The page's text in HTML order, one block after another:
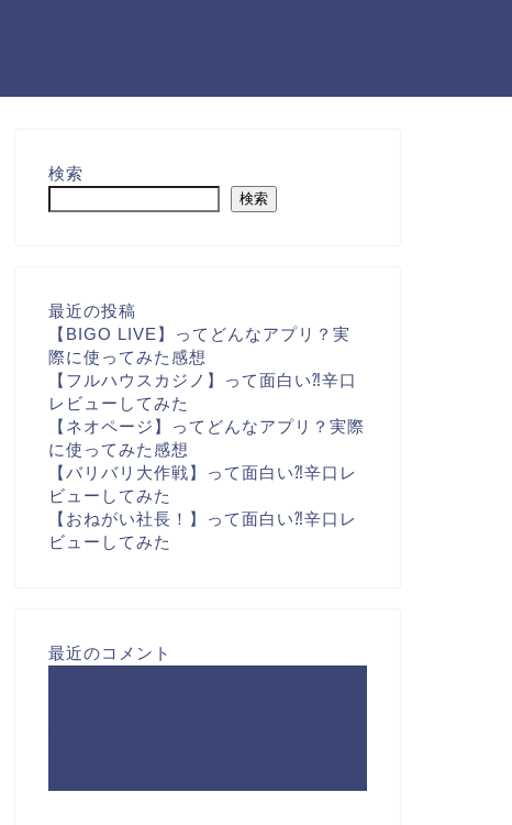
検索
検索
最近の投稿
【BIGO LIVE】ってどんなアプリ？実
際に使ってみた感想
【フルハウスカジノ】って面白い⁈辛口
レビューしてみた
【ネオページ】ってどんなアプリ？実際
に使ってみた感想
【バリバリ大作戦】って面白い⁈辛口レ
ビューしてみた
【おねがい社長！】って面白い⁈辛口レ
ビューしてみた
最近のコメント